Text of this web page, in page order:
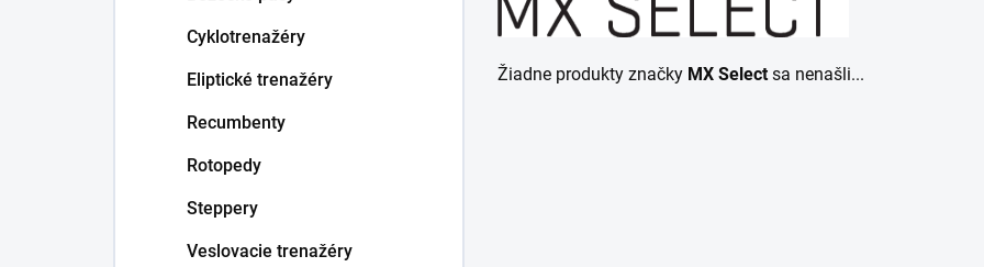
Cyklotrenažéry
Eliptické trenažéry
Recumbenty
Rotopedy
Steppery
Veslovacie trenažéry
Žiadne produkty značky MX Selectsa nenašli...